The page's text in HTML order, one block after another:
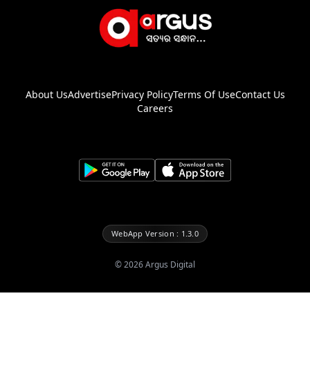
About UsAdvertisePrivacy PolicyTerms Of UseContact Us
Careers
WebApp Version : 1.3.0
©2026Argus Digital